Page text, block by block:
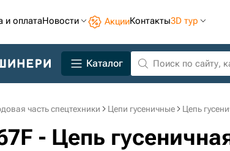
и оплатаНовости АкцииКонтакты3D тур
Каталог
часть спецтехники Цепи гусеничные Цепь
- Цепь